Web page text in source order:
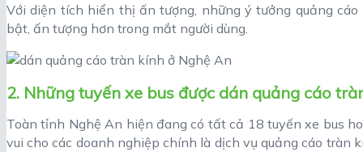
Với diện tích hiển thị ấn tượng, những ý tưởng quảng
bật, ấn tượng hơn trong mắt người dùng.
2. Những tuyến xe bus được dán quảng cáo
Toàn tỉnh Nghệ An hiện đang có tất cả 18 tuyến xe bus
vui cho các doanh nghiệp chính là dịch vụ quảng cáo tràn